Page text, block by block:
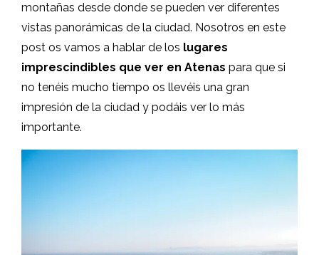
montañas desde donde se pueden ver diferentes
vistas panorámicas de la ciudad. Nosotros en este
post os vamos a hablar de los lugares
imprescindibles que ver en Atenas para que si
no tenéis mucho tiempo os llevéis una gran
impresión de la ciudad y podáis ver lo más
importante.